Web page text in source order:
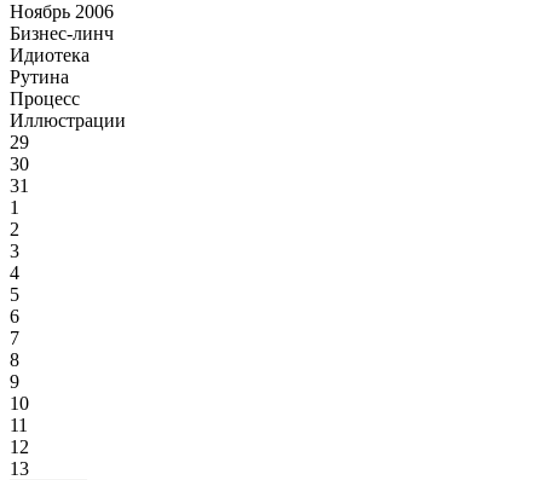
Ноябрь 2006
Бизнес-линч
Идиотека
Рутина
Процесс
Иллюстрации
29
30
31
1
2
3
4
5
6
7
8
9
10
11
12
13